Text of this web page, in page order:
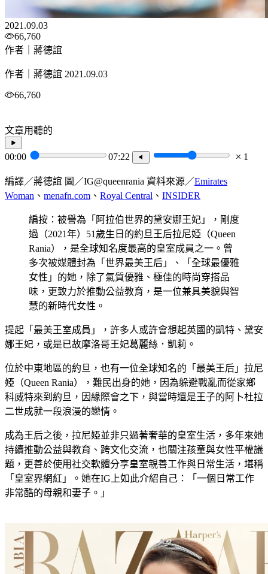
2021.09.03
66,760
作者｜蔣德誼
作者｜蔣德誼 2021.09.03
66,760
文章用聽的
00:00 07:22 1
編譯／蔣德誼 圖／IG@queenrania 資料來源／Emirates
Woman 、 menafn.com 、 Royal Central 、 INSIDER
編按：被譽為「阿拉伯世界的黛安娜王妃」，剛度
過（2021年）51歲生日的約旦王后拉尼婭（Queen
Rania），是全球知名度最高的皇室成員之一。曾
多次被媒體封為「世界最美王后」、「全球最優雅
女性」的她，除了氣質優雅、極佳的時尚穿搭品
味，更致力於推動公益教育，是一位兼具美貌與智
慧的新時代女性。
提起「最美王室成員」，許多人或許會想起英國的凱特、黛安
娜王妃，或是已故摩洛哥王妃葛麗絲．凱莉。
位於中東地區的約旦，也有一位全球知名的「最美王后」拉尼
婭（Queen Rania），難民出身的她，因為躲避戰亂而從家鄉
科威特來到約旦，因緣際會之下，與當時還是王子的阿卜杜拉
二世成就一段浪漫的戀情。
成為王后之後，拉尼婭並非只過著奢華的皇室生活，多年來她
持續推動公益與教育、跨文化交流，也關注孩童與女性平權議
題，更善於使用社交軟體分享皇室親善工作與日常生活，堪稱
「皇室界網紅」。她在IG上如此介紹自己：「一個日常工作
非常酷的母親和妻子。」